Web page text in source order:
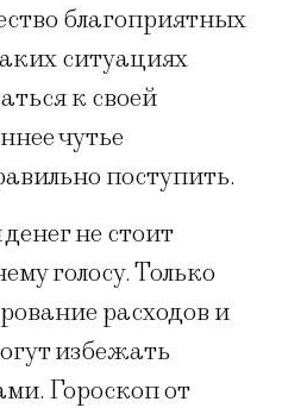
благоприятных
ситуациях
к своей
чутье
поступить.
не стоит
голосу. Только
расходов и
избежать
Гороскоп от